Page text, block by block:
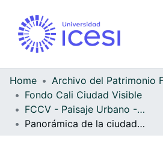
Home
Fondo Cali Ciudad Visible
FCCV - Paisaje Urbano - Patrimonial
Panorámica de la ciudad de Cali desde el barrio Departamental